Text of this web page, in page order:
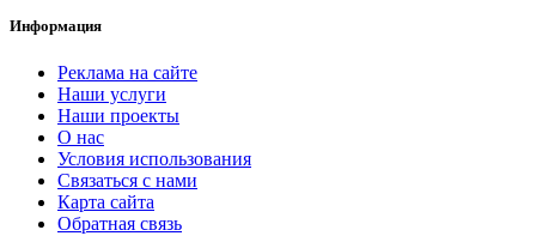
Информация
Реклама на сайте
Наши услуги
Наши проекты
О нас
Условия использования
Связаться с нами
Карта сайта
Обратная связь